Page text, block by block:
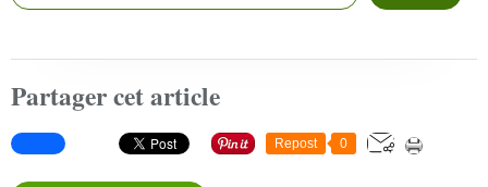
Partager cet article
Repost 0